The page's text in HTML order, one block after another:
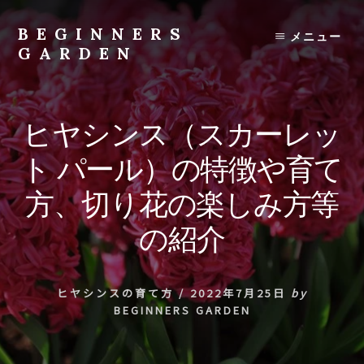
Skip
content
BEGINNERS
GARDEN
物
の
種
類
や
育
て
方
の
紹
介
を
行
い
メニュー
ヒヤシンス（スカーレッ
ト パール）の特徴や育て
方、切り花の楽しみ方等
の紹介
ヒヤシンスの育て方/ 2022年7月25日 by
BEGINNERS GARDEN